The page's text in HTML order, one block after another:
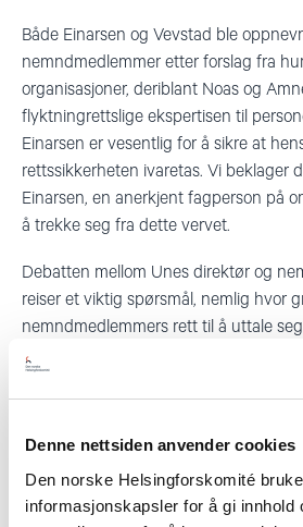
Denne nettsiden anvender cookies
Den norske Helsingforskomité
informasjonskapsler for å gi innhold
Både Einarsen og Vevstad ble
nemndmedlemmer etter forslag fra
organisasjoner, deriblant Noas og
flyktningrettslige ekspertisen til
Einarsen er vesentlig for å sikre at
rettssikkerheten ivaretas. Vi beklager
Einarsen, en anerkjent fagperson på
å trekke seg fra dette vervet.
Debatten mellom Unes direktør og
reiser et viktig spørsmål, nemlig hvor
nemndmedlemmers rett til å uttale
uttalelser om slike prinsipielle sider
Vi mener håndteringen av Hellas-
påfallende vendingen som har skjedd
myndigheter tonet flagg, og